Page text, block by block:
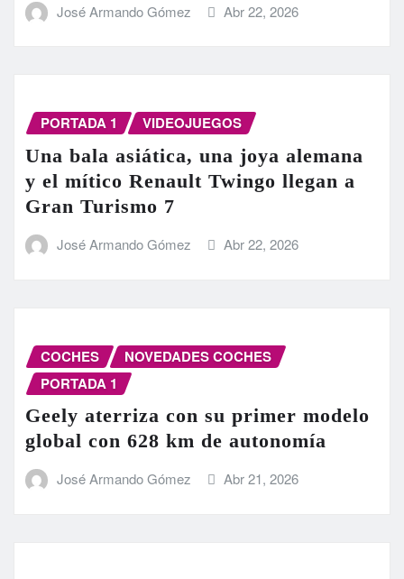
José Armando Gómez Abr 22, 2026
PORTADA 1 VIDEOJUEGOS
Una bala asiática, una joya alemana
y el mítico Renault Twingo llegan a
Gran Turismo 7
José Armando Gómez Abr 22, 2026
COCHES
NOVEDADES COCHES
PORTADA 1
Geely aterriza con su primer modelo
global con 628 km de autonomía
José Armando Gómez Abr 21, 2026